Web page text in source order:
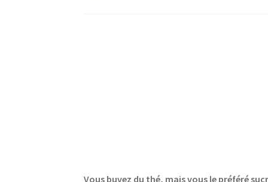
Vous buvez du thé, mais vous le préféré